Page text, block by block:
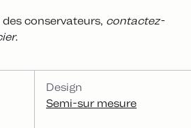
conservateurs, contactez-
.
Design
Semi-sur mesure